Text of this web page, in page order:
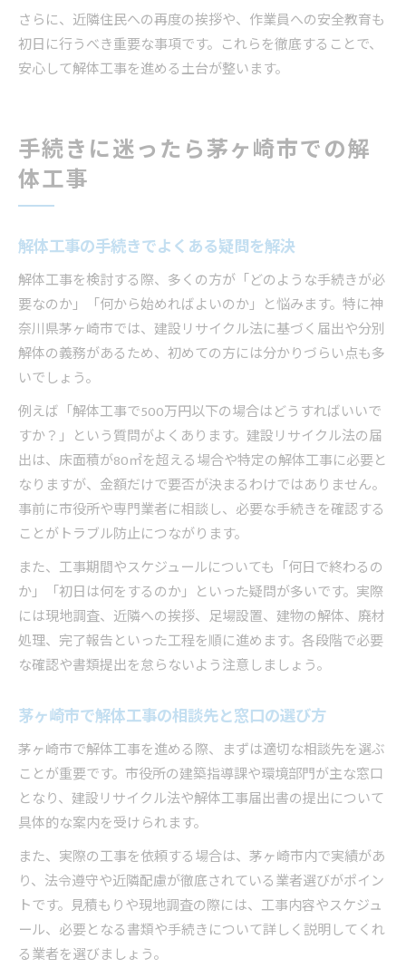
さらに、近隣住民への再度の挨拶や、作業員への安全教育も
初日に行うべき重要な事項です。これらを徹底することで、
安心して解体工事を進める土台が整います。
手続きに迷ったら茅ヶ崎市での解
体工事
解体工事の手続きでよくある疑問を解決
解体工事を検討する際、多くの方が「どのような手続きが必
要なのか」「何から始めればよいのか」と悩みます。特に神
奈川県茅ヶ崎市では、建設リサイクル法に基づく届出や分別
解体の義務があるため、初めての方には分かりづらい点も多
いでしょう。
例えば「解体工事で500万円以下の場合はどうすればいいで
すか？」という質問がよくあります。建設リサイクル法の届
出は、床面積が80㎡を超える場合や特定の解体工事に必要と
なりますが、金額だけで要否が決まるわけではありません。
事前に市役所や専門業者に相談し、必要な手続きを確認する
ことがトラブル防止につながります。
また、工事期間やスケジュールについても「何日で終わるの
か」「初日は何をするのか」といった疑問が多いです。実際
には現地調査、近隣への挨拶、足場設置、建物の解体、廃材
処理、完了報告といった工程を順に進めます。各段階で必要
な確認や書類提出を怠らないよう注意しましょう。
茅ヶ崎市で解体工事の相談先と窓口の選び方
茅ヶ崎市で解体工事を進める際、まずは適切な相談先を選ぶ
ことが重要です。市役所の建築指導課や環境部門が主な窓口
となり、建設リサイクル法や解体工事届出書の提出について
具体的な案内を受けられます。
また、実際の工事を依頼する場合は、茅ヶ崎市内で実績があ
り、法令遵守や近隣配慮が徹底されている業者選びがポイン
トです。見積もりや現地調査の際には、工事内容やスケジュ
ール、必要となる書類や手続きについて詳しく説明してくれ
る業者を選びましょう。